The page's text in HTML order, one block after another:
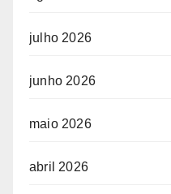
julho 2026
junho 2026
maio 2026
abril 2026